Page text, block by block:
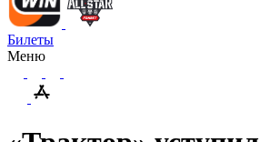
Билеты
Меню